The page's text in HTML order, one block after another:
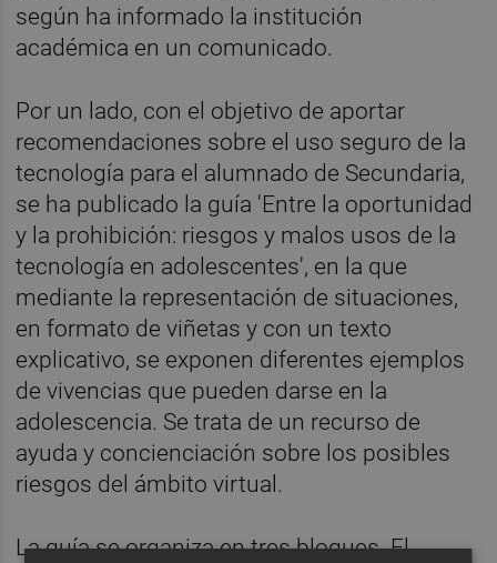
según ha informado la institución
académica en un comunicado.
Por un lado, con el objetivo de aportar
recomendaciones sobre el uso seguro de la
tecnología para el alumnado de Secundaria,
se ha publicado la guía 'Entre la oportunidad
y la prohibición: riesgos y malos usos de la
tecnología en adolescentes', en la que
mediante la representación de situaciones,
en formato de viñetas y con un texto
explicativo, se exponen diferentes ejemplos
de vivencias que pueden darse en la
adolescencia. Se trata de un recurso de
ayuda y concienciación sobre los posibles
riesgos del ámbito virtual.
La guía se organiza en tres bloques. El